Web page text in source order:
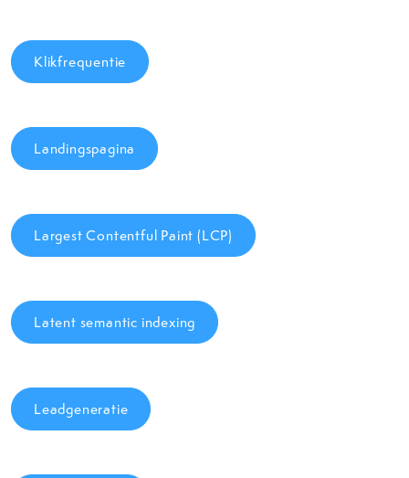
Klikfrequentie
Landingspagina
Largest Contentful Paint (LCP)
Latent semantic indexing
Leadgeneratie